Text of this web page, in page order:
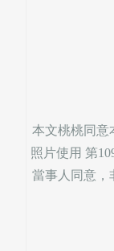
本文桃桃同意
照片使用 第
當事人同意，